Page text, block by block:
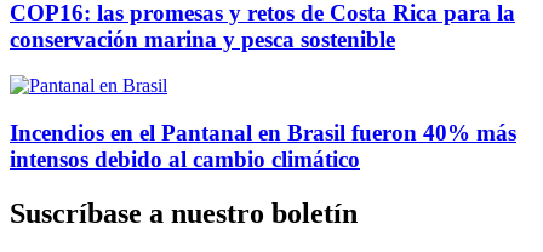
COP16: las promesas y retos de Costa Rica para la
conservación marina y pesca sostenible
Incendios en el Pantanal en Brasil fueron 40% más
intensos debido al cambio climático
Suscríbase a nuestro boletín